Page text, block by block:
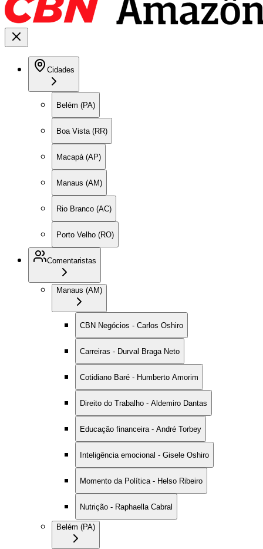
Cidades
Belém (PA)
Boa Vista (RR)
Macapá (AP)
Manaus (AM)
Rio Branco (AC)
Porto Velho (RO)
Comentaristas
Manaus (AM)
CBN Negócios - Carlos Oshiro
Carreiras - Durval Braga Neto
Cotidiano Baré - Humberto Amorim
Direito do Trabalho - Aldemiro Dantas
Educação financeira - André Torbey
Inteligência emocional - Gisele Oshiro
Momento da Política - Helso Ribeiro
Nutrição - Raphaella Cabral
Belém (PA)